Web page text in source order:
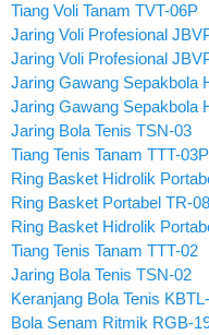
Tiang Voli Tanam TVT-06P
Jaring Voli Profesional
Jaring Voli Profesional
Jaring Gawang Sepakbola
Jaring Gawang Sepakbola
Jaring Bola Tenis TSN-03
Tiang Tenis Tanam TTT-03P
Ring Basket Hidrolik
Ring Basket Portabel TR-
Ring Basket Hidrolik
Tiang Tenis Tanam TTT-02
Jaring Bola Tenis TSN-02
Keranjang Bola Tenis
Bola Senam Ritmik RGB-